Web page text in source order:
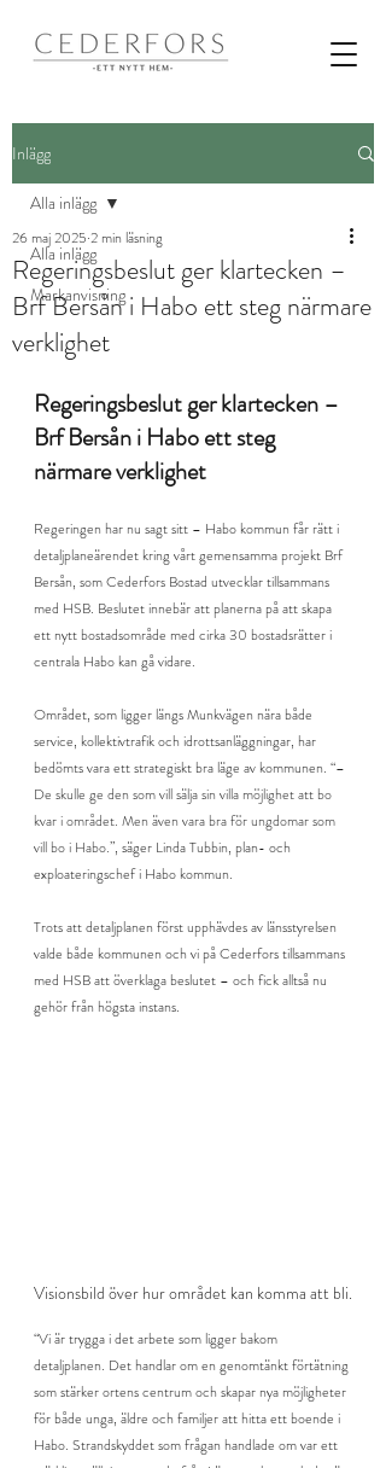
Inlägg
Alla inlägg
Markanvisning
Alla inlägg
Regeringsbeslut ger klartecken –
Brf Bersån i Habo ett steg närmare
verklighet
26 maj 2025 2 min läsning
Regeringsbeslut ger klartecken –
Brf Bersån i Habo ett steg
närmare verklighet
Regeringen har nu sagt sitt – Habo kommun får rätt i
detaljplaneärendet kring vårt gemensamma projekt Brf
Bersån, som Cederfors Bostad utvecklar tillsammans
med HSB. Beslutet innebär att planerna på att skapa
ett nytt bostadsområde med cirka 30 bostadsrätter i
centrala Habo kan gå vidare.
Området, som ligger längs Munkvägen nära både
service, kollektivtrafik och idrottsanläggningar, har
bedömts vara ett strategiskt bra läge av kommunen. “–
De skulle ge den som vill sälja sin villa möjlighet att bo
kvar i området. Men även vara bra för ungdomar som
vill bo i Habo.”, säger Linda Tubbin, plan- och
exploateringschef i Habo kommun.
Trots att detaljplanen först upphävdes av länsstyrelsen
valde både kommunen och vi på Cederfors tillsammans
med HSB att överklaga beslutet – och fick alltså nu
gehör från högsta instans.
Visionsbild över hur området kan komma att bli.
“Vi är trygga i det arbete som ligger bakom
detaljplanen. Det handlar om en genomtänkt förtätning
som stärker ortens centrum och skapar nya möjligheter
för både unga, äldre och familjer att hitta ett boende i
Habo. Strandskyddet som frågan handlade om var ett